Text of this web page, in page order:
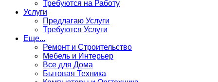
Требуются на Работу
Услуги
Предлагаю Услуги
Требуются Услуги
Еще...
Ремонт и Строительство
Мебель и Интерьер
Все для Дома
Бытовая Техника